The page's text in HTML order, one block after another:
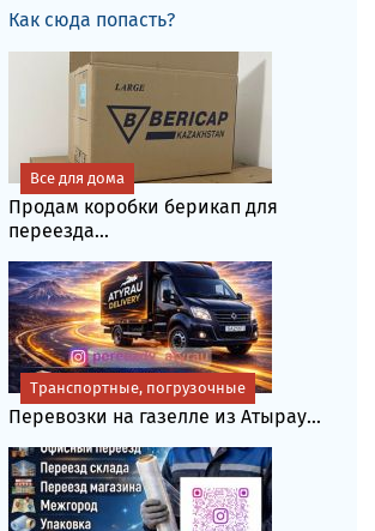
Как сюда попасть?
Продам коробки берикап для
переезда...
Все для дома
Перевозки на газелле из Атырау...
Транспортные, погрузочные